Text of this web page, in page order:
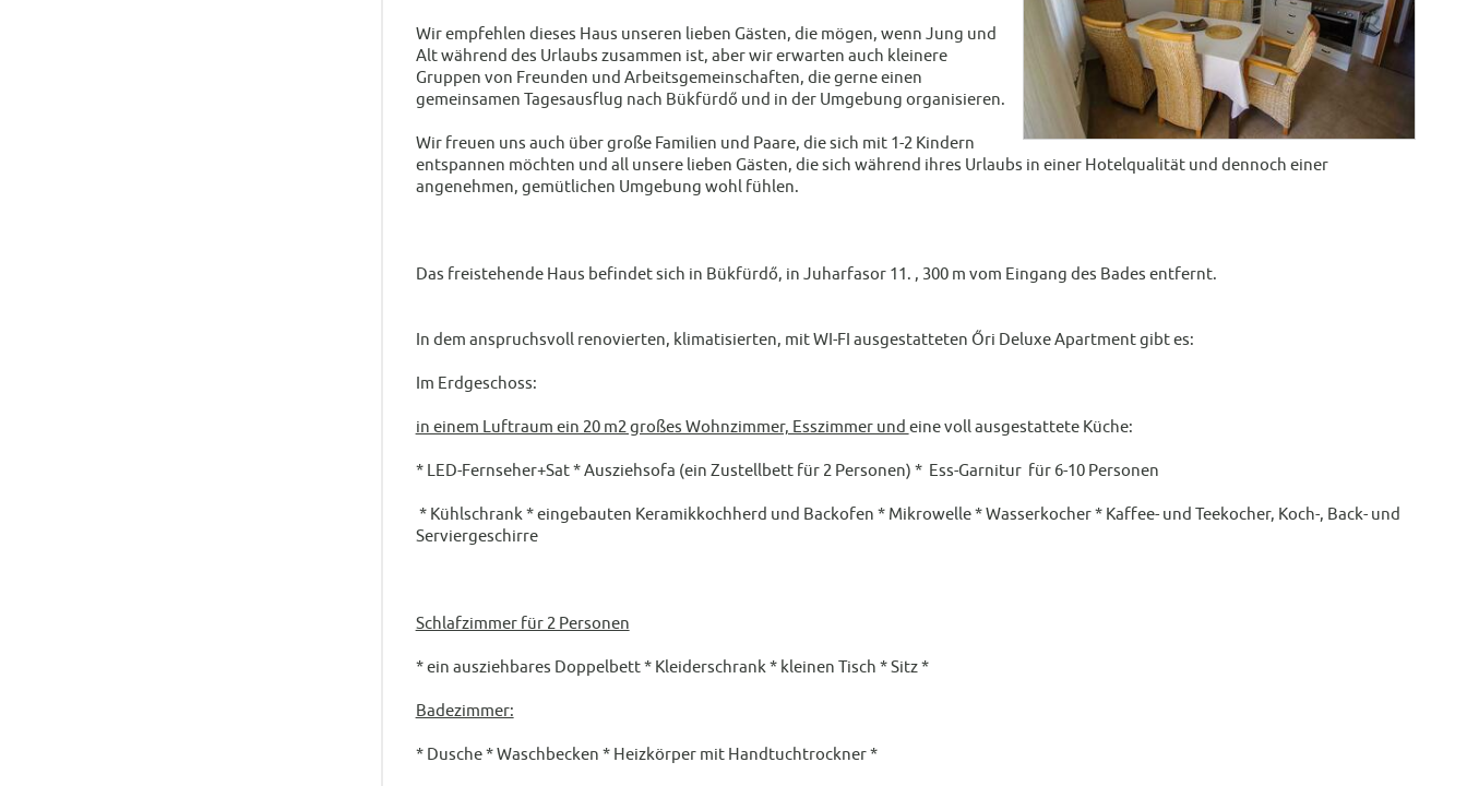
Wir empfehlen dieses Haus unseren lieben Gästen, die mögen, wenn Jung und
Alt während des Urlaubs zusammen ist, aber wir erwarten auch kleinere
Gruppen von Freunden und Arbeitsgemeinschaften, die gerne einen
gemeinsamen Tagesausflug nach Bükfürdő und in der Umgebung organisieren.
Wir freuen uns auch über große Familien und Paare, die sich mit 1-2 Kindern
entspannen möchten und all unsere lieben Gästen, die sich während ihres Urlaubs in einer Hotelqualität und dennoch einer
angenehmen, gemütlichen Umgebung wohl fühlen.
Das freistehende Haus befindet sich in Bükfürdő, in Juharfasor 11. , 300 m vom Eingang des Bades entfernt.
In dem anspruchsvoll renovierten, klimatisierten, mit WI-FI ausgestatteten Őri Deluxe Apartment gibt es:
Im Erdgeschoss:
in einem Luftraum ein 20 m2 großes Wohnzimmer, Esszimmer und eine voll ausgestattete Küche:
* LED-Fernseher+Sat * Ausziehsofa (ein Zustellbett für 2 Personen) * Ess-Garnitur für 6-10 Personen
* Kühlschrank * eingebauten Keramikkochherd und Backofen * Mikrowelle * Wasserkocher * Kaffee- und Teekocher, Koch-, Back- und
Serviergeschirre
Schlafzimmer für 2 Personen
* ein ausziehbares Doppelbett * Kleiderschrank * kleinen Tisch * Sitz *
Badezimmer:
* Dusche * Waschbecken * Heizkörper mit Handtuchtrockner *